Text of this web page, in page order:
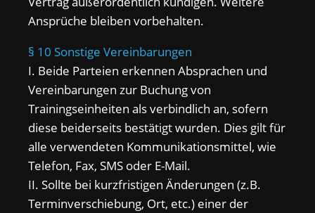
Ansprüche bleiben vorbehalten.
§ 10 Sonstige Vereinbarungen
I. Beide Parteien erkennen Absprachen und
Vereinbarungen zur Buchung von
Trainingseinheiten als verbindlich an, sofern
diese beiderseits bestätigt wurden. Dies gilt für
alle verwendeten Kommunikationsmittel, wie
Telefon, Fax, SMS oder E-Mail.
II. Sollte bei kurzfristigen Änderungen (z.B.
Terminverschiebung, Ort, etc.) einer der